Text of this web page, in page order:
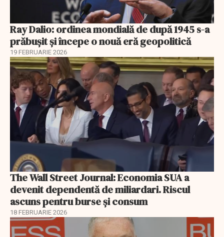
Ray Dalio: ordinea mondială de după 1945 s-a
prăbușit și începe o nouă eră geopolitică
19 FEBRUARIE 2026
The Wall Street Journal: Economia SUA a
devenit dependentă de miliardari. Riscul
ascuns pentru burse și consum
18 FEBRUARIE 2026
EXCLUSIV